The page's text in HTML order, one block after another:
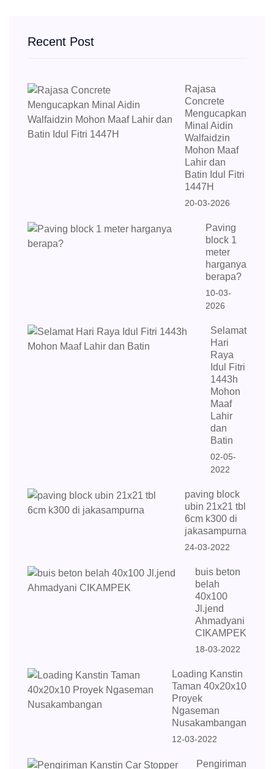
Recent Post
Rajasa
Concrete
Mengucapkan
Minal Aidin
Walfaidzin
Mohon Maaf
Lahir dan
Batin Idul Fitri
1447H
20-03-2026
Paving
block 1
meter
harganya
berapa?
10-03-
2026
Selamat
Hari
Raya
Idul Fitri
1443h
Mohon
Maaf
Lahir
dan
Batin
02-05-
2022
paving block
ubin 21x21 tbl
6cm k300 di
jakasampurna
24-03-2022
buis beton
belah
40x100
Jl.jend
Ahmadyani
CIKAMPEK
18-03-2022
Loading Kanstin
Taman 40x20x10
Proyek
Ngaseman
Nusakambangan
12-03-2022
Pengiriman